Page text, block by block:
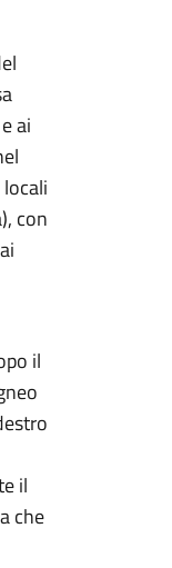
ai
con
il
il
che